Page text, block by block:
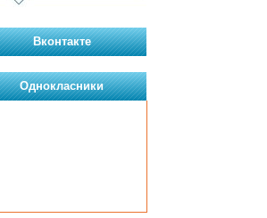
Вконтакте
Однокласники